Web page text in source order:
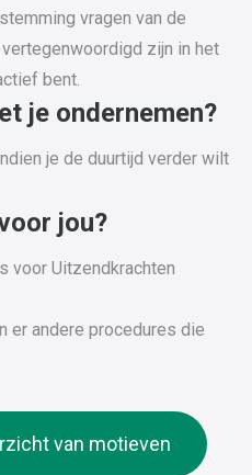
vragen van de
zijn in het
bent.
je ondernemen?
je de duurtijd verder wilt
jou?
voor Uitzendkrachten
er andere procedures die
van motieven